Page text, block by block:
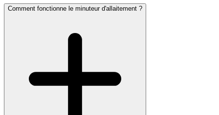
Comment fonctionne le minuteur d'allaitement ?